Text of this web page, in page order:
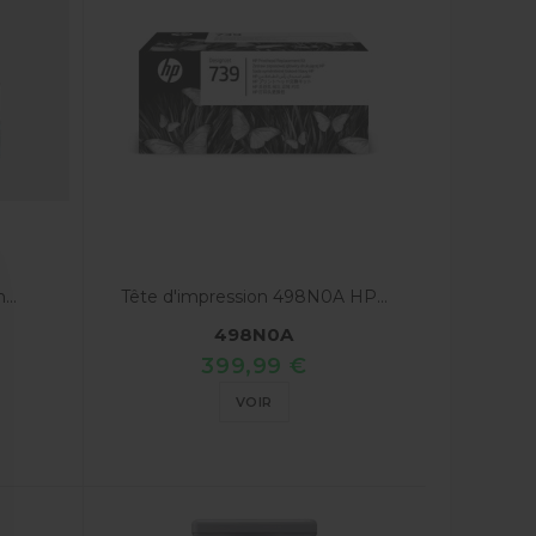
Tête d'impression 498N0A HP...
498N0A
399,99 €
VOIR